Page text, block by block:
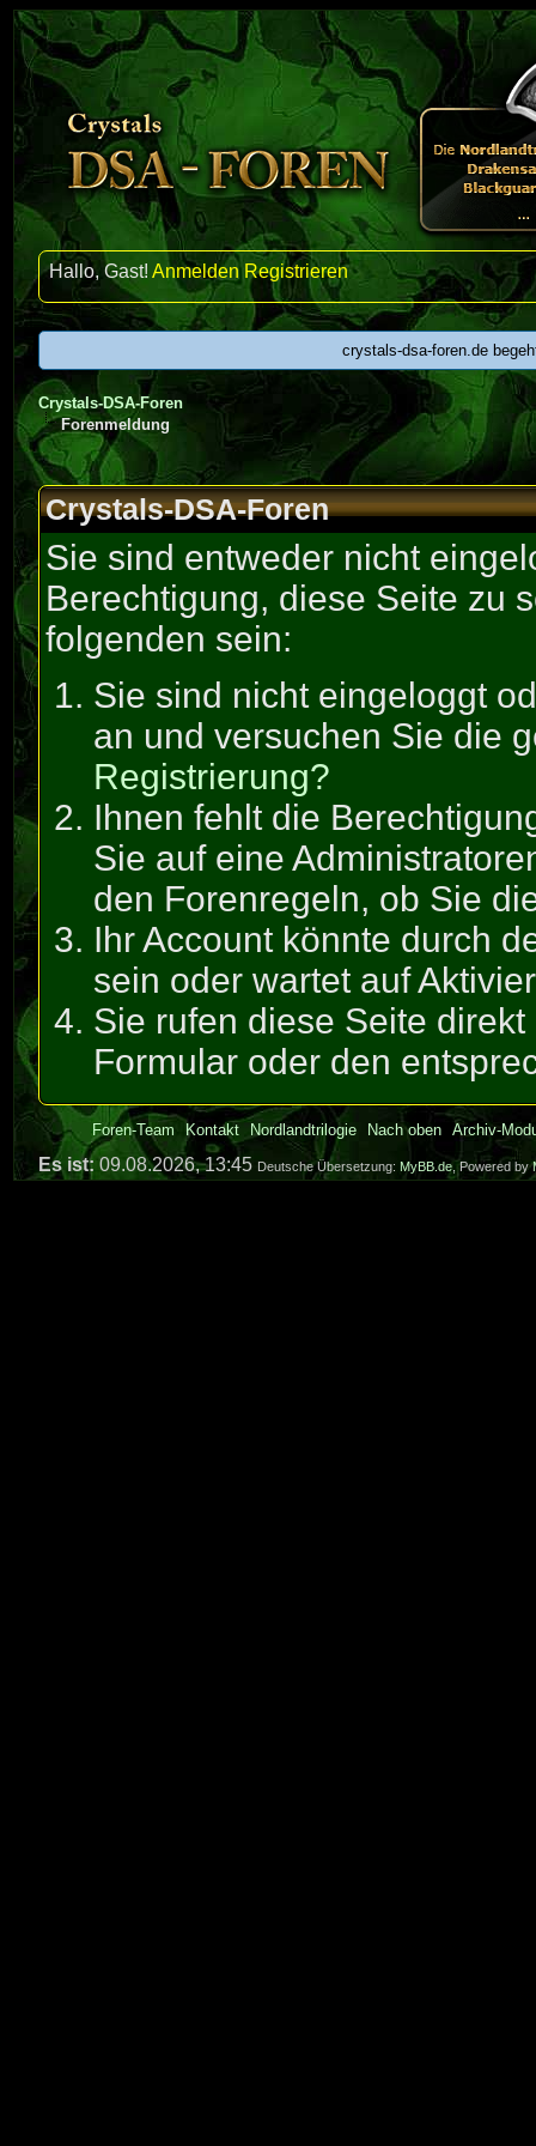
Hallo, Gast!Anmelden Registrieren
crystals-dsa-foren.de
Crystals-DSA-Foren
Forenmeldung
Crystals-DSA-Foren
Sie sind entweder nicht
Berechtigung, diese Seite zu
folgenden sein:
Sie sind nicht eingeloggt
an und versuchen Sie die
Registrierung?
Ihnen fehlt die
Sie auf eine
den Forenregeln, ob Sie
Ihr Account könnte durch
sein oder wartet auf
Sie rufen diese Seite
Formular oder den
Foren-Team Kontakt Nordlandtrilogie Nach oben Archiv-
Es ist: 09.08.2026, 13:45 Deutsche Übersetzung: MyBB.de, Powered by